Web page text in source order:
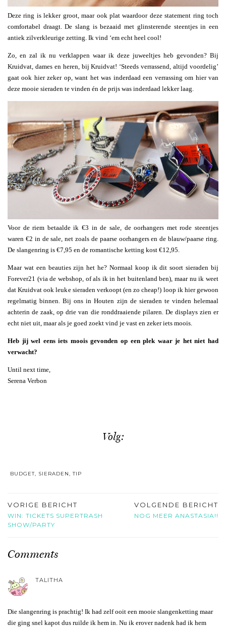
Deze ring is lekker groot, maar ook plat waardoor deze statement ring toch
comfortabel draagt. De slang is bezaaid met glinsterende steentjes in een
antiek zilverkleurige zetting. Ik vind ‘em echt heel cool!
Zo, en zal ik nu verklappen waar ik deze juweeltjes heb gevonden? Bij
Kruidvat, dames en heren, bij Kruidvat! ‘Steeds verrassend, altijd voordelig’
gaat ook hier zeker op, want het was inderdaad een verrassing om hier van
deze mooie sieraden te vinden én de prijs was inderdaad lekker laag.
Voor de riem betaalde ik €3 in de sale, de oorhangers met rode steentjes
waren €2 in de sale, net zoals de paarse oorhangers en de blauw/paarse ring.
De slangenring is €7,95 en de romantische ketting kost €12,95.
Maar wat een beauties zijn het he? Normaal koop ik dit soort sieraden bij
Forever21 (via de webshop, of als ik in het buitenland ben), maar nu ik weet
dat Kruidvat ook leuke sieraden verkoopt (en zo cheap!) loop ik hier gewoon
regelmatig binnen. Bij ons in Houten zijn de sieraden te vinden helemaal
achterin de zaak, op drie van die ronddraaiende pilaren. De displays zien er
echt niet uit, maar als je goed zoekt vind je vast en zeker iets moois.
Heb jij wel eens iets moois gevonden op een plek waar je het niet had
verwacht?
Until next time,
Serena Verbon
Volg:
BUDGET, SIERADEN,TIP
VORIGE BERICHT
WIN: TICKETS SUPERTRASH
SHOW/PARTY
VOLGENDE BERICHT
NOG MEER ANASTASIA!!
Comments
TALITHA
Die slangenring is prachtig! Ik had zelf ooit een mooie slangenketting maar
die ging snel kapot dus ruilde ik hem in. Nu ik erover nadenk had ik hem